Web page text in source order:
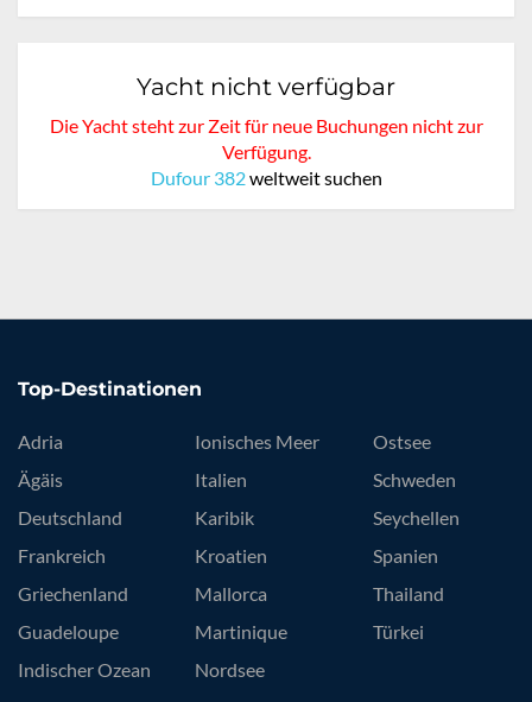
Yacht nicht verfügbar
Die Yacht steht zur Zeit für neue Buchungen nicht zur
Verfügung.
Dufour 382weltweit suchen
Top-Destinationen
Adria
Ägäis
Deutschland
Frankreich
Griechenland
Guadeloupe
Indischer Ozean
Ionisches Meer
Italien
Karibik
Kroatien
Mallorca
Martinique
Nordsee
Ostsee
Schweden
Seychellen
Spanien
Thailand
Türkei